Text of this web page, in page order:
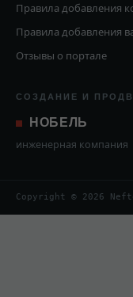
Правила добавления
Правила добавления
Отзывы о портале
СОЗДАНИЕ И
НОБЕЛЬ
инженерная компания
Copyright © 2026